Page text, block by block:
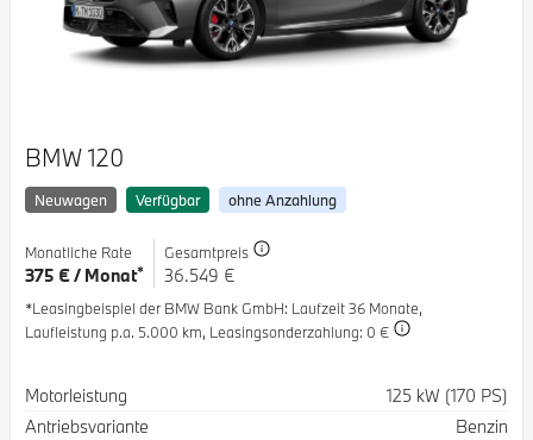
BMW 120
Neuwagen Verfügbar ohne Anzahlung
Monatliche Rate
375 € / Monat*
Gesamtpreis
36.549 €
*Leasingbeispiel der BMW Bank GmbH: Laufzeit 36 Monate,
Laufleistung p.a. 5.000 km, Leasingsonderzahlung: 0 €
Spezifikation
Motorleistung
125 kW (170 PS)
Antriebsvariante
Benzin